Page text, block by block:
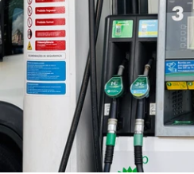
custos nos consumidores.
Em julho, o aumento esteve
do açúcar (+5,6%), dos
óleos vegetais (+2%).
Estes aumentos foram
compensados por quedas"